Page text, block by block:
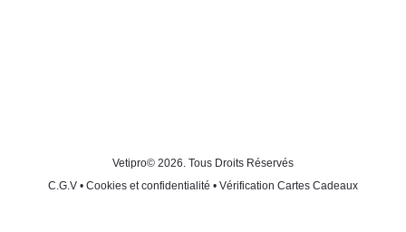
Vetipro© 2026. Tous Droits Réservés
C.G.V • Cookies et confidentialité • Vérification Cartes Cadeaux